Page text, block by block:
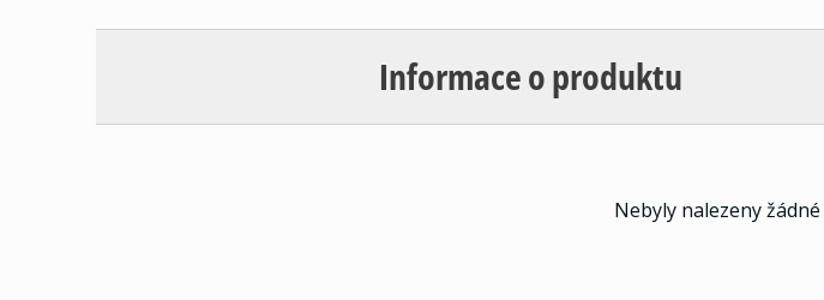
Informace o produktu
Nebyly nalezeny